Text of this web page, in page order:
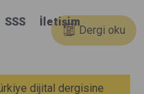
SSS İletişim
Dergi oku
dijital dergisine